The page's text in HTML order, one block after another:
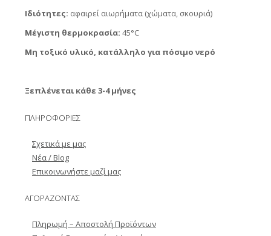
Ιδιότητες: αφαιρεί αιωρήματα (χώματα, σκουριά)
Μέγιστη θερμοκρασία: 45°C
Μη τοξικό υλικό, κατάλληλο για πόσιμο νερό
Ξεπλένεται κάθε 3-4 μήνες
ΠΛΗΡΟΦΟΡΙΕΣ
Σχετικά με μας
Νέα / Blog
Επικοινωνήστε μαζί μας
ΑΓΟΡΑΖΟΝΤΑΣ
Πληρωμή – Αποστολή Προϊόντων